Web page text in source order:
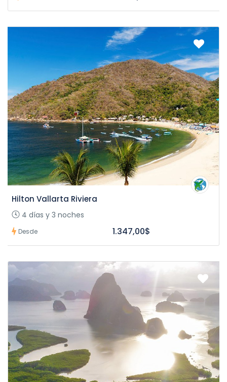
Hilton Vallarta Riviera
4 días y 3 noches
Desde 1.347,00$